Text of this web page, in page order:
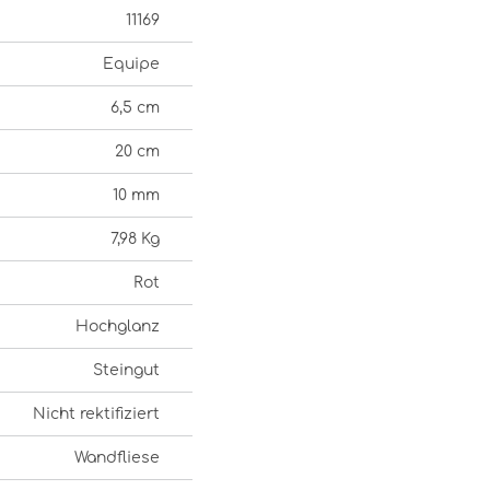
11169
Equipe
6,5 cm
20 cm
10 mm
7,98 Kg
Rot
Hochglanz
Steingut
Nicht rektifiziert
Wandfliese